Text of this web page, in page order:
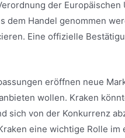
der
dem Handel genommen
Eine offizielle
eröffnen neue
wollen. Kraken
sich von der Konkurrenz
eine wichtige Rolle